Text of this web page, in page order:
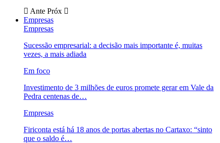
Ante Próx
Empresas
Empresas
Sucessão empresarial: a decisão mais importante é, muitas
vezes, a mais adiada
Em foco
Investimento de 3 milhões de euros promete gerar em Vale da
Pedra centenas de…
Empresas
Firiconta está há 18 anos de portas abertas no Cartaxo: “sinto
que o saldo é…